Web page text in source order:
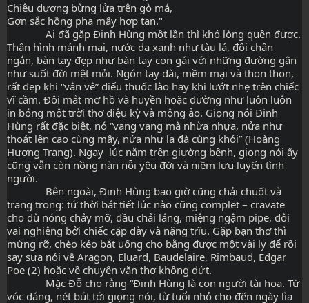
Chiêu dương bừng lửa trên gò má,
Gợn sắc hồng pha mây hợp tan."
Thân hình mảnh mai, nước da xanh như tàu lá, đôi chân
ngắn, bàn tay đẹp như bàn tay con gái với những đường gân
như suốt đời mệt mỏi. Ngón tay dài, mềm mại và thon thon,
rất đẹp khi “vân vê” điếu thuốc lào hay khi lướt nhẹ trên chiếc
vĩ cầm. Đôi mắt mơ hồ và huyền hoặc dường như luôn luôn
in bóng một trời thơ diệu kỳ và mộng ảo. Giọng nói Đinh
Hùng rất đặc biệt, nó “vang vang mà nhừa nhựa, nửa như
thoát lên cao cùng mây, nửa như la đà cùng khói” (Hoàng
Hương Trang). Ngay  lúc nằm trên giường bệnh, giọng nói ấy
cũng vẫn còn nồng nàn nỗi yêu đời và niềm lưu luyến tình
người.
trang trọng: tứ thời bát tiết lúc nào cũng complet – cravate
cho dù nóng chảy mỡ, đầu chải láng, miệng ngậm pipe, đôi
vai nghiêng bởi chiếc cặp dày và nặng trĩu. Gặp bạn thơ thì
mừng rỡ, chèo kéo bắt uống cho bằng được một vài ly để rồi
say sưa nói về Aragon, Eluard, Baudelaire, Rimbaud, Edgar
Poe (2) hoặc về chuyện văn thơ không dứt.
vóc dáng, nét bút tới giọng nói, từ tuổi nhỏ cho đến ngày lìa